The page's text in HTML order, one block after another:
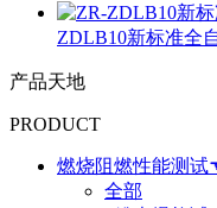
ZDLB10新标准全
产品天地
PRODUCT
燃烧阻燃性能测试
全部